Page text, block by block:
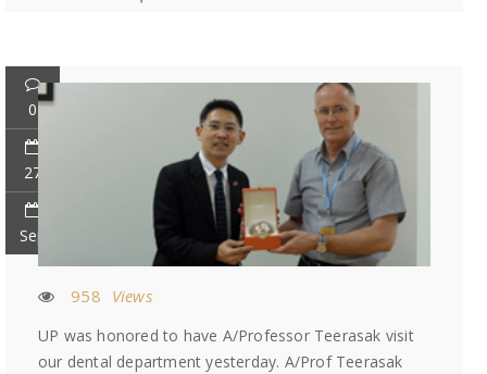
0
27
Sep
958 Views
UP was honored to have A/Professor Teerasak visit
our dental department yesterday. A/Prof Teerasak